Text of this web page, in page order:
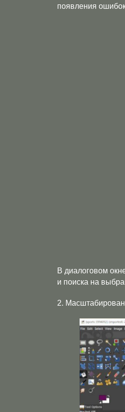
появления
В диалоговом
и поиска на
2.